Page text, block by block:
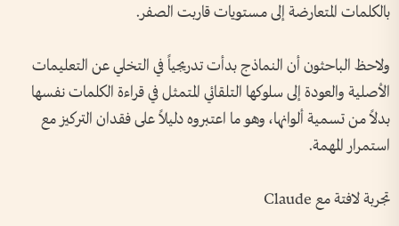
بالكلمات المتعارضة إلى مستويات قاربت الصفر.
ولاحظ الباحثون أن النماذج بدأت تدريجياً في التخلي عن التعليمات
الأصلية والعودة إلى سلوكها التلقائي المتمثل في قراءة الكلمات نفسها
بدلاً من تسمية ألوانها، وهو ما اعتبروه دليلاً على فقدان التركيز مع
استمرار المهمة.
تجربة لافتة مع Claude